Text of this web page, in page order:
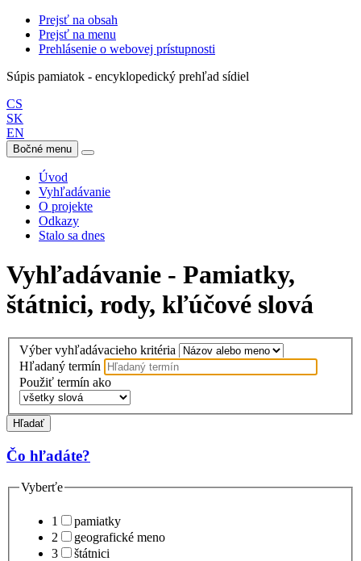
Prejsť na obsah
Prejsť na menu
Prehlásenie o webovej prístupnosti
Súpis pamiatok - encyklopedický prehľad sídiel
CS
SK
EN
Bočné menu
Úvod
Vyhľadávanie
O projekte
Odkazy
Stalo sa dnes
Vyhľadávanie - Pamiatky,
štátnici, rody, kľúčové slová
Výber vyhľadávacieho kritéria
Hľadaný termín
Použiť termín ako
Hľadať
Čo hľadáte?
Vyberťe
1
pamiatky
2
geografické meno
3
štátnici